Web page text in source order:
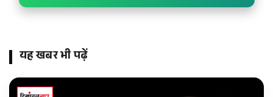
यह खबर भी पढ़ें